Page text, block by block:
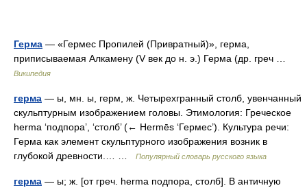
Герма — «Гермес Пропилей (Привратный)», герма,
приписываемая Алкамену (V век до н. э.) Герма (др. греч …
Википедия
герма — ы, мн. ы, герм, ж. Четырехгранный столб, увенчанный
скульптурным изображением головы. Этимология: Греческое
herma ‘подпора’, ‘столб’ (← Hermēs ‘Гермес’). Культура речи:
Герма как элемент скульптурного изображения возник в
глубокой древности.… …
Популярный словарь русского языка
герма — ы; ж. [от греч. herma подпора, столб]. В античную